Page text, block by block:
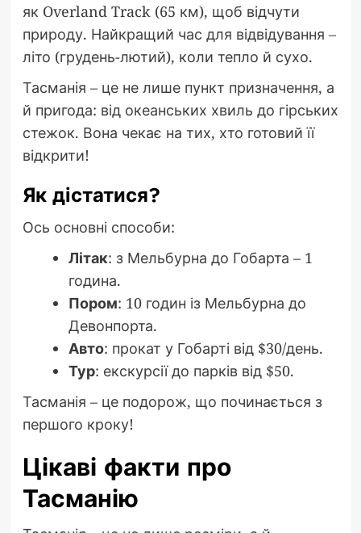
як Overland Track (65 км), щоб відчути
природу. Найкращий час для відвідування –
літо (грудень-лютий), коли тепло й сухо.
Тасманія – це не лише пункт призначення, а
й пригода: від океанських хвиль до гірських
стежок. Вона чекає на тих, хто готовий її
відкрити!
Як дістатися?
Ось основні способи:
Літак: з Мельбурна до Гобарта – 1
година.
Пором: 10 годин із Мельбурна до
Девонпорта.
Авто: прокат у Гобарті від $30/день.
Тур: екскурсії до парків від $50.
Тасманія – це подорож, що починається з
першого кроку!
Цікаві факти про
Тасманію